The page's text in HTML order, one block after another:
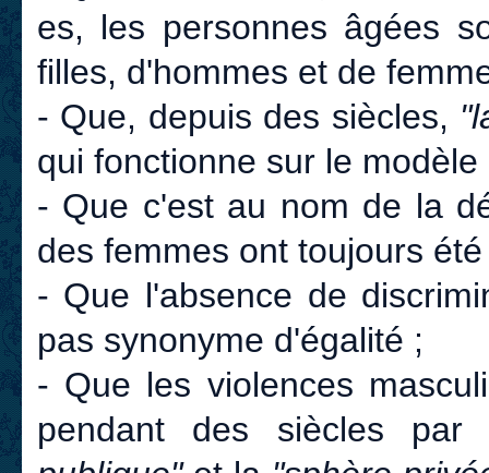
es, les personnes âgées
filles, d'hommes et de
- Que, depuis des siècles,
qui fonctionne sur le
- Que c'est au nom de la
des femmes ont toujours
- Que l'absence de
pas synonyme d'égalité ;
- Que les violences
pendant des siècles